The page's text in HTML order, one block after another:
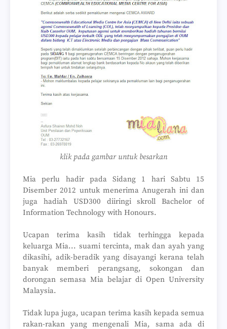
klik pada gambar untuk besarkan
Mia perlu hadir pada Sidang 1 hari Sabtu 15
Disember 2012 untuk menerima Anugerah ini dan
juga hadiah USD300 diiringi skroll Bachelor of
Information Technology with Honours.
Ucapan terima kasih tidak terhingga kepada
keluarga Mia... suami tercinta, mak dan ayah yang
dikasihi, adik-beradik yang disayangi kerana telah
banyak memberi perangsang, sokongan dan
dorongan semasa Mia belajar di Open University
Malaysia.
Tidak lupa juga, ucapan terima kasih kepada semua
rakan-rakan yang mengenali Mia, sama ada di